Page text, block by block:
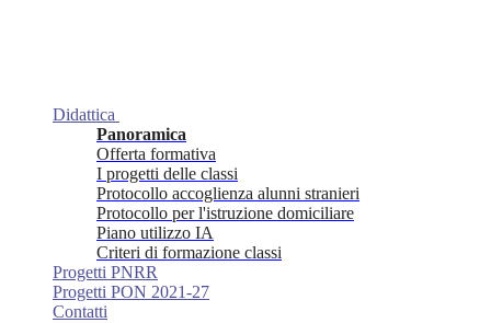
Didattica
Panoramica
Offerta formativa
I progetti delle classi
Protocollo accoglienza alunni stranieri
Protocollo per l'istruzione domiciliare
Piano utilizzo IA
Criteri di formazione classi
Progetti PNRR
Progetti PON 2021-27
Contatti